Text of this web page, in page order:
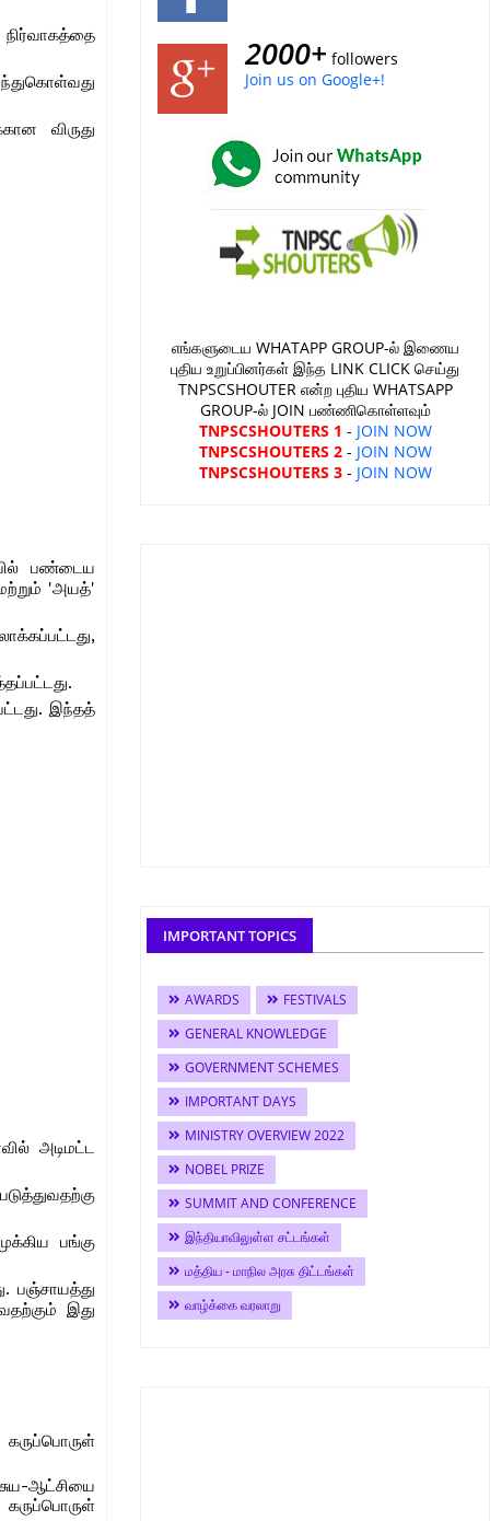
விருது
பண்டைய
'அயத்'
இந்தத்
அடிமட்ட
பங்கு
பஞ்சாயத்து
இது
ஆட்சியை
2000+ followers
Join us on Google+!
எங்களுடைய WHATAPP GROUP-ல் இணைய
புதிய உறுப்பினர்கள் இந்த LINK CLICK செய்து
TNPSCSHOUTER என்ற புதிய WHATSAPP
GROUP-ல் JOIN பண்ணிகொள்ளவும்
TNPSCSHOUTERS 1 - JOIN NOW
TNPSCSHOUTERS 2- JOIN NOW
TNPSCSHOUTERS 3- JOIN NOW
IMPORTANT TOPICS
AWARDS
FESTIVALS
GENERAL KNOWLEDGE
GOVERNMENT SCHEMES
IMPORTANT DAYS
MINISTRY OVERVIEW 2022
NOBEL PRIZE
SUMMIT AND CONFERENCE
இந்தியாவிலுள்ள சட்டங்கள்
மத்திய - மாநில அரசு திட்டங்கள்
வாழ்க்கை வரலாறு